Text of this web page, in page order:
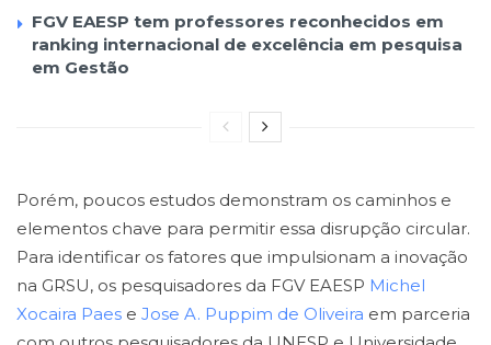
FGV EAESP tem professores reconhecidos em
ranking internacional de excelência em pesquisa
em Gestão
Porém, poucos estudos demonstram os caminhos e
elementos chave para permitir essa disrupção circular.
Para identificar os fatores que impulsionam a inovação
na GRSU, os pesquisadores da FGV EAESP Michel
Xocaira Paes e Jose A. Puppim de Oliveira em parceria